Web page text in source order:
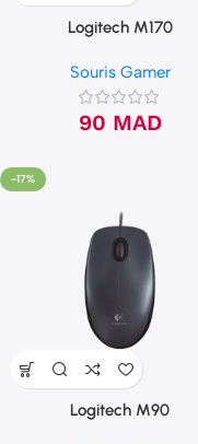
Logitech M170
Souris Gamer
90 MAD
-17%
Logitech M90